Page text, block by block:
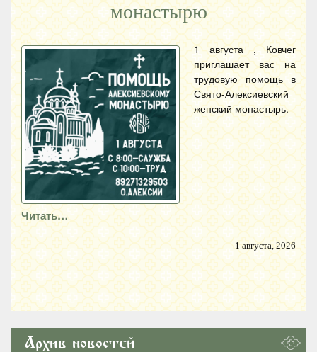
монастырю
1 августа , Ковчег
приглашает вас на
трудовую помощь в
Свято-Алексиевский
женский монастырь.
Читать…
1 августа, 2026
Архив новостей